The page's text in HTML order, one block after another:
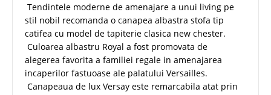
Tendintele moderne de amenajare a unui living pe
stil nobil recomanda o canapea albastra stofa tip
catifea cu model de tapiterie clasica new chester.
Culoarea albastru Royal a fost promovata de
alegerea favorita a familiei regale in amenajarea
incaperilor fastuoase ale palatului Versailles.
Canapeaua de lux Versay este remarcabila atat prin